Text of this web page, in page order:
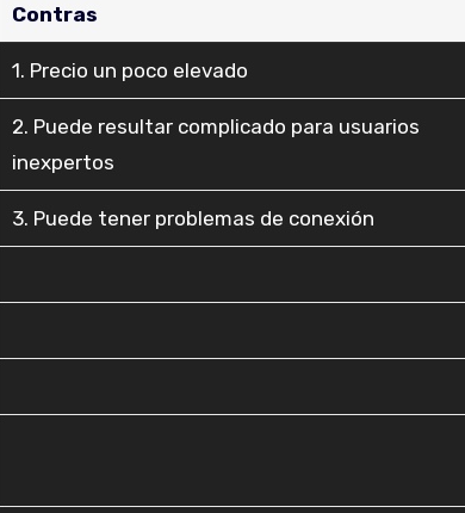
Contras
1. Precio un poco elevado
2. Puede resultar complicado para usuarios
inexpertos
3. Puede tener problemas de conexión